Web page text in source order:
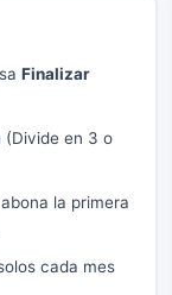
Finalizar
(Divide en 3 o
la primera
cada mes